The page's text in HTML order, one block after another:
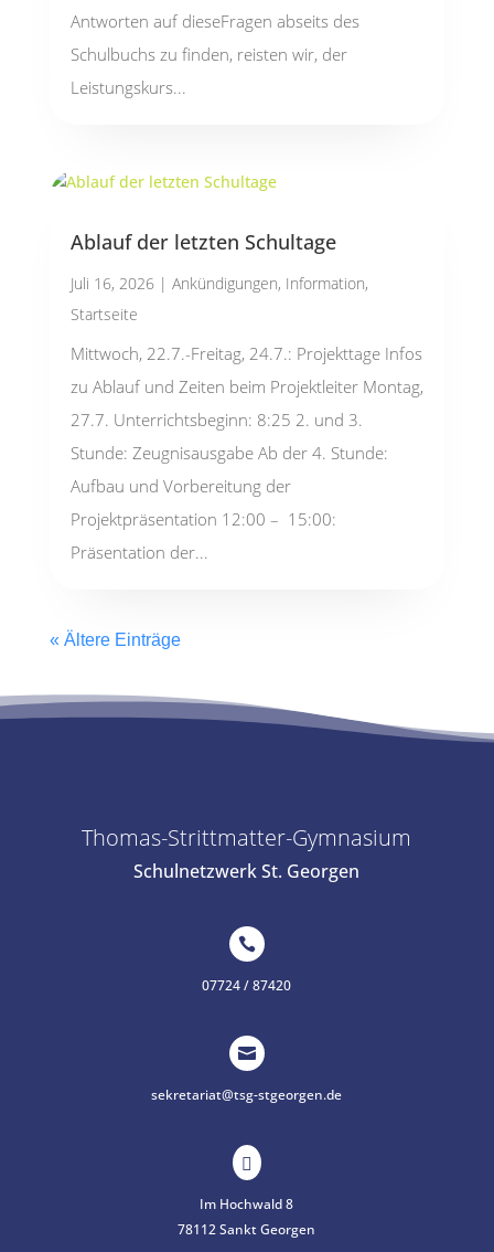
Antworten auf dieseFragen abseits des
Schulbuchs zu finden, reisten wir, der
Leistungskurs...
Ablauf der letzten Schultage
Juli 16, 2026| Ankündigungen, Information,
Startseite
Mittwoch, 22.7.-Freitag, 24.7.: Projekttage Infos
zu Ablauf und Zeiten beim Projektleiter Montag,
27.7. Unterrichtsbeginn: 8:25 2. und 3.
Stunde: Zeugnisausgabe Ab der 4. Stunde:
Aufbau und Vorbereitung der
Projektpräsentation 12:00 – 15:00:
Präsentation der...
« Ältere Einträge
Thomas-Strittmatter-Gymnasium
Schulnetzwerk St. Georgen

07724 / 87420

sekretariat@tsg-stgeorgen.de

Im Hochwald 8
78112 Sankt Georgen